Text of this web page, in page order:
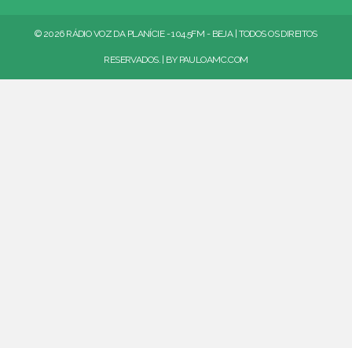
© 2026 RÁDIO VOZ DA PLANÍCIE - 104.5FM - BEJA | TODOS OS DIREITOS
RESERVADOS. | BY PAULOAMC.COM